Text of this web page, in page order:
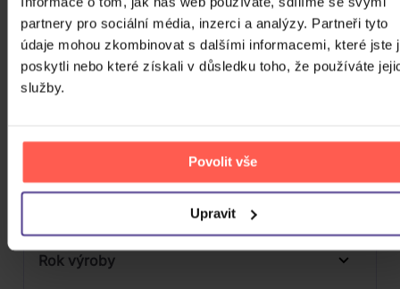
partnery pro sociální média, inzerci a analýzy. Partneři tyto
údaje mohou zkombinovat s dalšími informacemi, které jste
poskytli nebo které získali v důsledku toho, že používáte
služby.
Povolit vše
Upravit
Počet vinyl
Počet KiT
Balení média
Zvuk
Rok výroby